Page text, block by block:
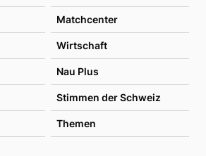
Matchcenter
Wirtschaft
Nau Plus
Stimmen der Schweiz
Themen